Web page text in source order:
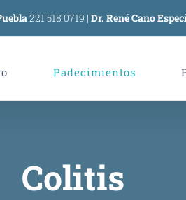
221 518 0719 | Dr. René Cano
Padecimientos
Colitis